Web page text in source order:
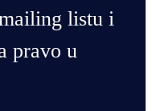
listu i
pravo u